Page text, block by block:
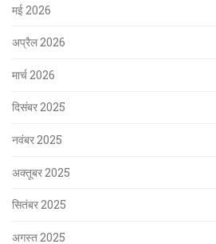
मई 2026
अप्रैल 2026
मार्च 2026
दिसंबर 2025
नवंबर 2025
अक्तूबर 2025
सितंबर 2025
अगस्त 2025